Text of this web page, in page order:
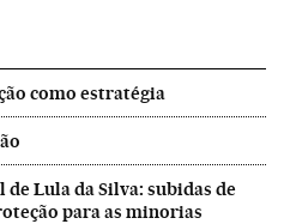
como estratégia
Lula da Silva: subidas de
para as minorias